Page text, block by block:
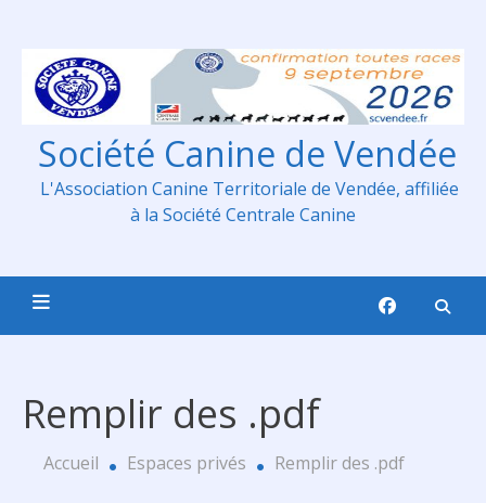
content
Société Canine de Vendée
L'Association Canine Territoriale de Vendée, affiliée
à la Société Centrale Canine
Remplir des .pdf
Accueil Espaces privés Remplir des .pdf